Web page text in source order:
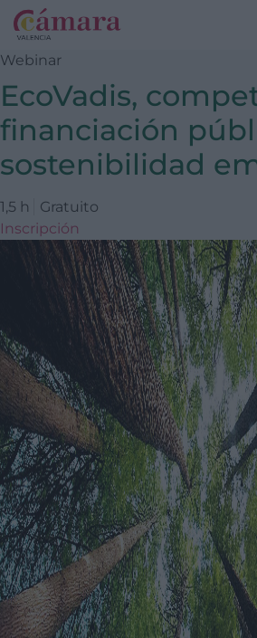
Webinar
EcoVadis,
financiación
sostenibilidad
1,5 h
Gratuito
Inscripción